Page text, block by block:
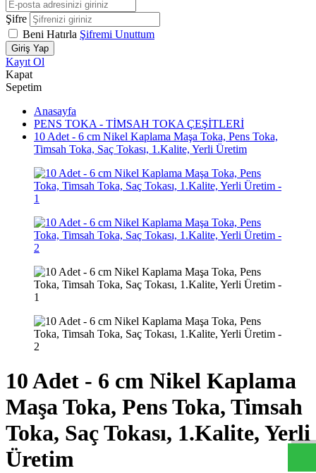
y
f
h
b
c
o
m
W
h
t
s
a
p
D
e
s
t
e
H
a
t
t
Şifre
Beni Hatırla Şifremi Unuttum
Giriş Yap
Kayıt Ol
Kapat
Sepetim
Anasayfa
PENS TOKA - TİMSAH TOKA ÇEŞİTLERİ
10 Adet - 6 cm Nikel Kaplama Maşa Toka, Pens Toka,
Timsah Toka, Saç Tokası, 1.Kalite, Yerli Üretim
10 Adet - 6 cm Nikel Kaplama
Maşa Toka, Pens Toka, Timsah
Toka, Saç Tokası, 1.Kalite, Yerli
Üretim